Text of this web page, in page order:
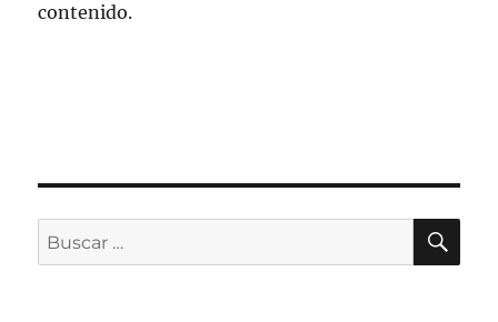
contenido.
Buscar
por: